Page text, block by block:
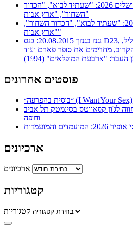
פסטיבל ירושלים 2026: "שעתיד לבוא", "הכדור
השחור", "ארץ אבות"
פסטיבל ירושלים 2026: "שעתיד לבוא", "הכדור השחור",
"ארץ אבות"
נגנז בגנזך 20.08.2015: כנס D23, החלפת מזוזות מול רופאי אליל,
מחרימים את סופר פארם ועוד
העבר: "ארבעת המופלאים" (1994)
פוסטים אחרונים
לג'ון קסאווטס בסינמטק תל אביב
וחיפה
המועמדים והמועמדות
ארכיונים
ארכיונים
קטגוריות
קטגוריות